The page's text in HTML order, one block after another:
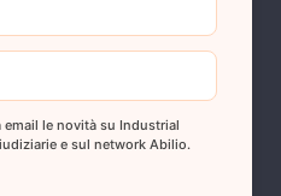
le novità su Industrial
e sul network Abilio.